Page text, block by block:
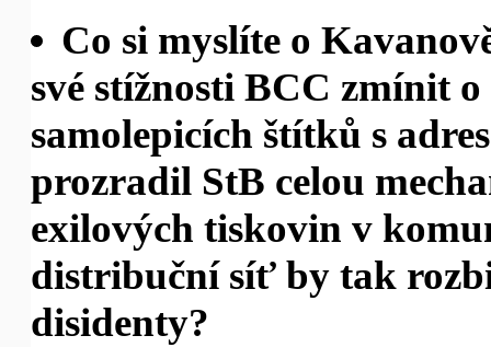
Co si myslíte o
své stížnosti BCC zmínit
samolepicích štítků s
prozradil StB celou
exilových tiskovin v
distribuční síť by tak
disidenty?